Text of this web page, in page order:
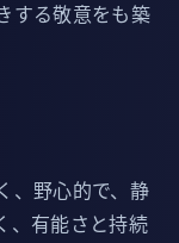
する敬意をも築
、野心的で、静
、有能さと持続